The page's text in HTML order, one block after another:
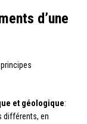
d’une
et géologique:
différents, en